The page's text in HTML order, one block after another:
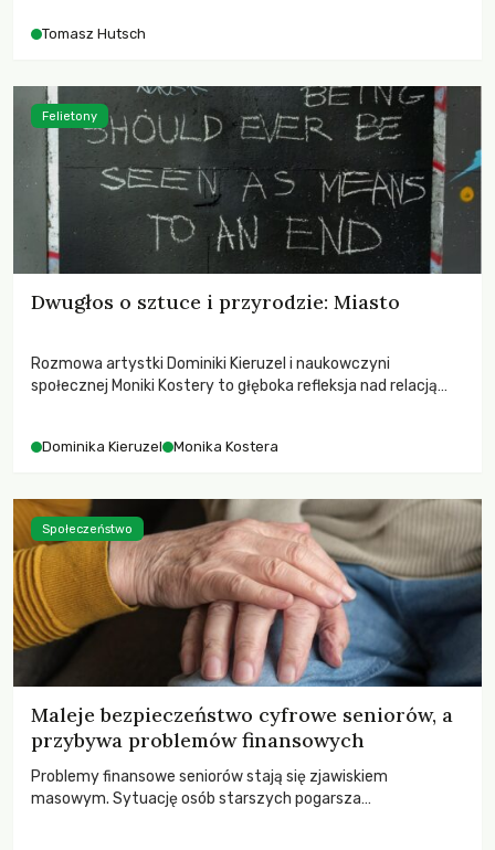
największych katastrof w swoich dziejach.
Tomasz Hutsch
Dwugłos o sztuce i przyrodzie: Miasto
Rozmowa artystki Dominiki Kieruzel i naukowczyni
społecznej Moniki Kostery to głęboka refleksja nad relacją
Dominika Kieruzel Monika Kostera
Felietony
Maleje bezpieczeństwo cyfrowe seniorów, a
przybywa problemów finansowych
Problemy finansowe seniorów stają się zjawiskiem
masowym. Sytuację osób starszych pogarsza
Społeczeństwo